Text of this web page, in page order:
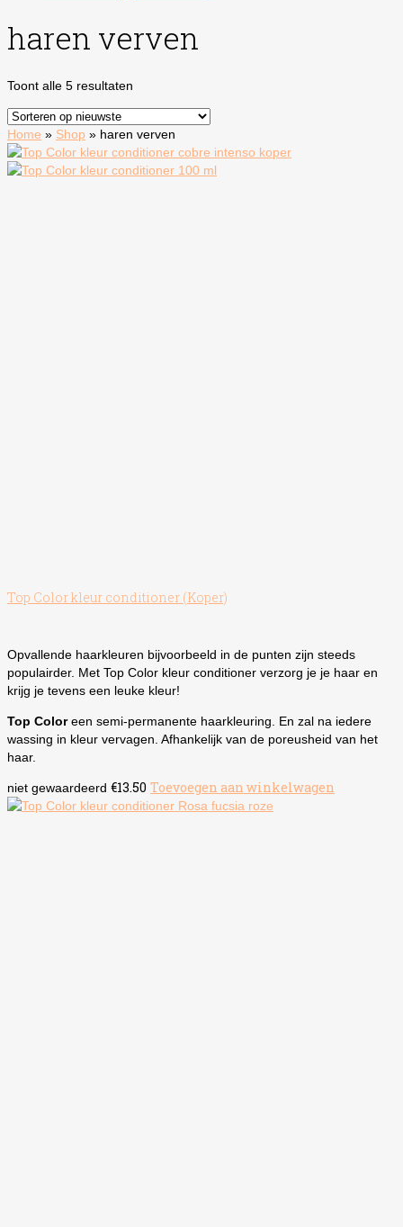
haren verven
Toont alle 5 resultaten
Home » Shop » haren verven
Top Color kleur conditioner (Koper)
Opvallende haarkleuren bijvoorbeeld in de punten zijn steeds
populairder. Met Top Color kleur conditioner verzorg je je haar en
krijg je tevens een leuke kleur!
Top Coloreen semi-permanente haarkleuring. En zal na iedere
wassing in kleur vervagen. Afhankelijk van de poreusheid van het
haar.
niet gewaardeerd €13.50 Toevoegen aan winkelwagen